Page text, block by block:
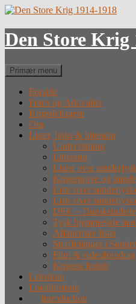
Hop
indhold
Den Store Krig
Søg
Primær menu
Forside
Fotos og Arkivalier
Krigsdeltagere
Om
Lister, links & litteratur
Undervisning
Litteratur
Lister over
Krigergrave og
Liste over
Liste over
DSK –
Tysk hjemmeside
Alfabetiske lister
Straffefanger i
Film & videoforedrag
Krigens forløb
Leksikon
Lokalhistorie
Introduction